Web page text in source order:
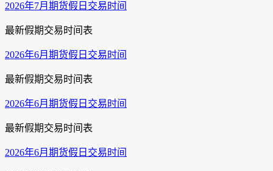
2026年7月期货假日交易时间
最新假期交易时间表
2026年6月期货假日交易时间
最新假期交易时间表
2026年6月期货假日交易时间
最新假期交易时间表
2026年6月期货假日交易时间